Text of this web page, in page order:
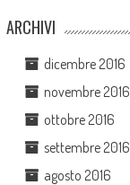
ARCHIVI
dicembre 2016
novembre 2016
ottobre 2016
settembre 2016
agosto 2016